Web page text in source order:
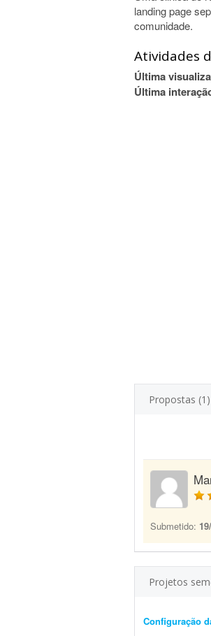
landing page
comunidade.
Atividades
Última
Última
Propostas (1)
Submetido:
Projetos
Configuração